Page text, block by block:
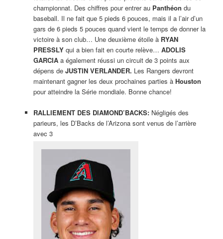
championnat. Des chiffres pour entrer au Panthéon du
baseball. Il ne fait que 5 pieds 6 pouces, mais il a l’air d’un
gars de 6 pieds 5 pouces quand vient le temps de donner la
victoire à son club… Une deuxième étoile à RYAN
PRESSLYqui a bien fait en courte relève… ADOLIS
GARCIAa également réussi un circuit de 3 points aux
dépens de JUSTIN VERLANDER. Les Rangers devront
maintenant gagner les deux prochaines parties à Houston
pour atteindre la Série mondiale. Bonne chance!
RALLIEMENT DES DIAMOND’BACKS: Négligés des
parieurs, les D’Backs de l’Arizona sont venus de l’arrière
avec 3